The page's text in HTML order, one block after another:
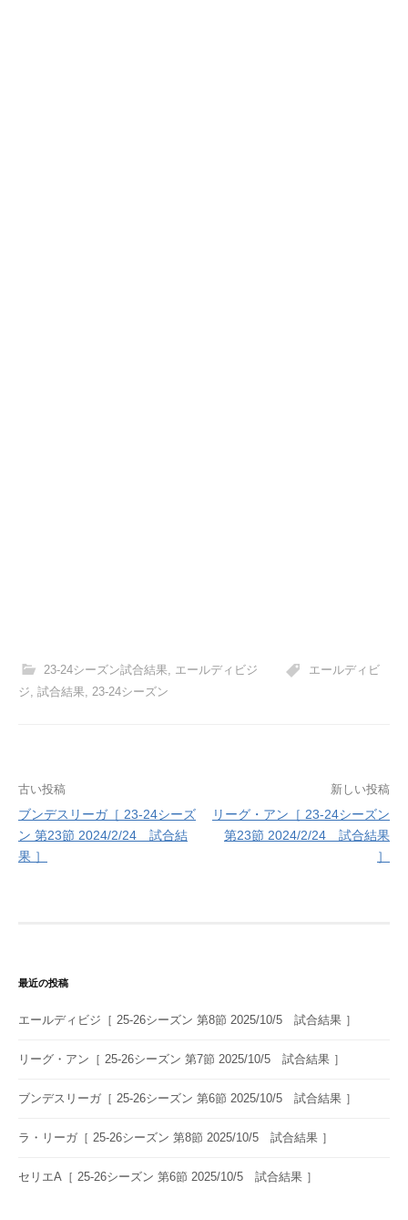
23-24シーズン試合結果, エールディビジ
エールディビ
ジ 試合結果 23-24シーズン
投
稿
ナ
シ
ョ
古い投稿
ブンデスリーガ［ 23-24シーズ
ン 第23節 2024/2/24 試合結
果 ］
新しい投稿
リーグ・アン［ 23-24シーズン
第23節 2024/2/24 試合結果
］
最近の投稿
エールディビジ［ 25-26シーズン 第8節 2025/10/5 試合結果 ］
リーグ・アン［ 25-26シーズン 第7節 2025/10/5 試合結果 ］
ブンデスリーガ［ 25-26シーズン 第6節 2025/10/5 試合結果 ］
ラ・リーガ［ 25-26シーズン 第8節 2025/10/5 試合結果 ］
セリエA［ 25-26シーズン 第6節 2025/10/5 試合結果 ］